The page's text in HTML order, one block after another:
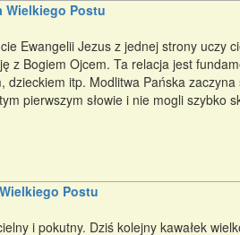
Wielkiego Postu
Ewangelii Jezus z jednej strony uczy
z Bogiem Ojcem. Ta relacja jest
dzieckiem itp. Modlitwa Pańska
pierwszym słowie i nie mogli szybko
Postu
i pokutny. Dziś kolejny kawałek